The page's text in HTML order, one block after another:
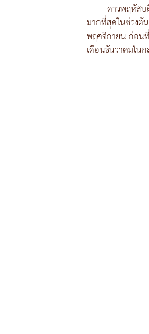
ดาวพฤหัสบ
มากที่สุดในช่วงต้
พฤศจิกายน ก่อน
เดือนธันวาคมใน